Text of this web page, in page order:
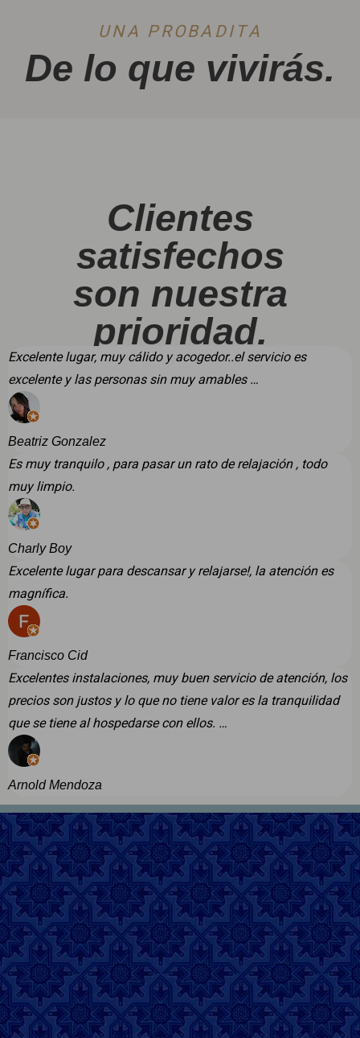
UNA PROBADITA
De lo que vivirás.
Clientes
satisfechos
son nuestra
prioridad.
Excelente lugar, muy cálido y acogedor..el servicio es
excelente y las personas sin muy amables …
Beatriz Gonzalez
Es muy tranquilo , para pasar un rato de relajación , todo
muy limpio.
Charly Boy
Excelente lugar para descansar y relajarse!, la atención es
magnífica.
Francisco Cid
Excelentes instalaciones, muy buen servicio de atención, los
precios son justos y lo que no tiene valor es la tranquilidad
que se tiene al hospedarse con ellos. …
Arnold Mendoza